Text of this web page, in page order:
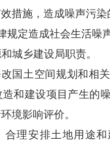
措施，造成噪声污染
规定造成社会生活噪
城乡建设局职责。
国土空间规划和相
和建设项目产生的
境影响评价。
合理安排土地用途